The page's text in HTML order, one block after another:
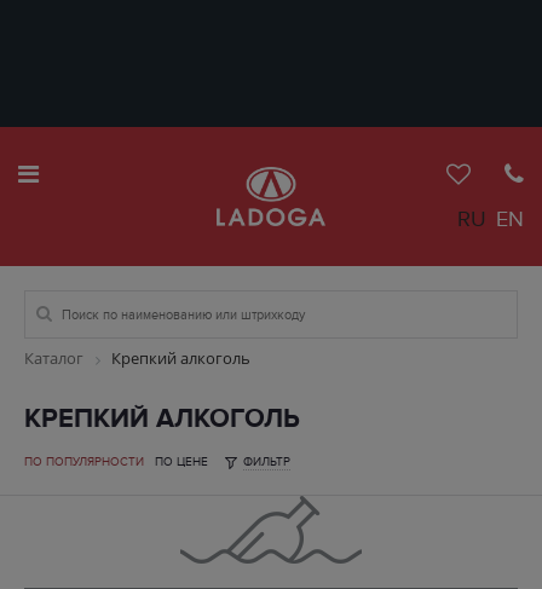
RU EN
Каталог Крепкий алкоголь
КРЕПКИЙ АЛКОГОЛЬ
ПО ПОПУЛЯРНОСТИ ПО ЦЕНЕ ФИЛЬТР